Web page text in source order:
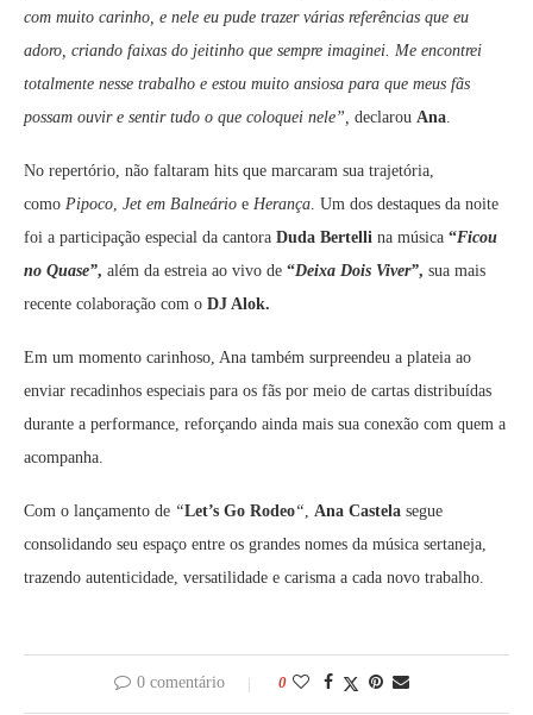
com muito carinho, e nele eu pude trazer várias referências que eu
adoro, criando faixas do jeitinho que sempre imaginei. Me encontrei
totalmente nesse trabalho e estou muito ansiosa para que meus fãs
possam ouvir e sentir tudo o que coloquei nele”, declarou Ana
No repertório, não faltaram hits que marcaram sua trajetória,
como Pipoco Jet em Balneário e Herança . Um dos destaques da noite
foi a participação especial da cantora Duda Bertelli na música “Ficou
no Quase”, além da estreia ao vivo de “Deixa Dois Viver”, sua mais
recente colaboração com o DJ Alok.
Em um momento carinhoso, Ana também surpreendeu a plateia ao
enviar recadinhos especiais para os fãs por meio de cartas distribuídas
durante a performance, reforçando ainda mais sua conexão com quem a
acompanha.
Com o lançamento de “Let’s Go Rodeo“ Ana Castela segue
consolidando seu espaço entre os grandes nomes da música sertaneja,
trazendo autenticidade, versatilidade e carisma a cada novo trabalho.
0 comentário 0